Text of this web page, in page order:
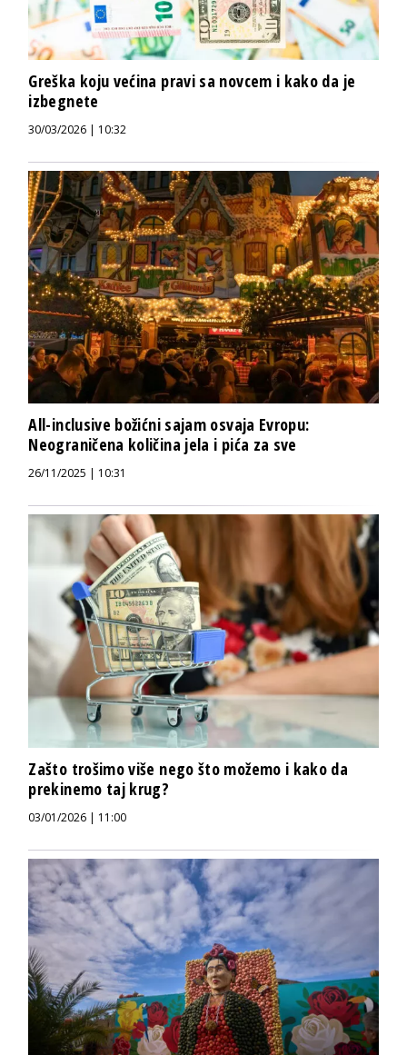
Greška koju većina pravi sa novcem i kako da je
izbegnete
30/03/2026 | 10:32
All-inclusive božićni sajam osvaja Evropu:
Neograničena količina jela i pića za sve
26/11/2025 | 10:31
Zašto trošimo više nego što možemo i kako da
prekinemo taj krug?
03/01/2026 | 11:00